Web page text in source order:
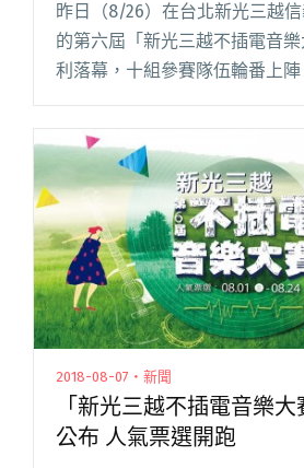
昨日（8/26）在台北新光三越
的第六屆「新光三越不插電音
利落幕，十組參賽隊伍輪番上陣
限的 20 分鐘（含setting）內演
且曲目不得與複賽重複。評審
人工草坪，主辦閱讀全文 "第六
電決賽 陳侑彤、郭子恆、令伍
三名"
2018-08-07・新聞
「新光三越不插電音樂
公布 人氣票選開跑